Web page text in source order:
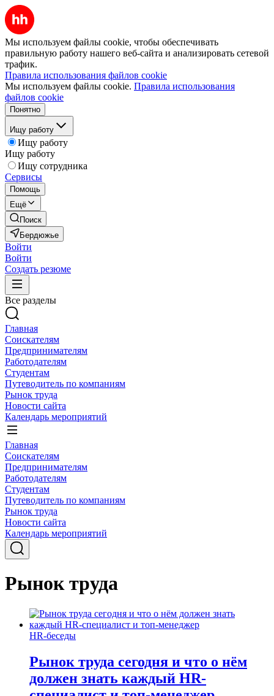
Мы используем файлы cookie, чтобы обеспечивать
правильную работу нашего веб-сайта и анализировать сетевой
трафик.
Правила использования файлов cookie
Мы используем файлы cookie. Правила использования
файлов cookie
Понятно
Ищу работу
Ищу работу
Ищу работу
Ищу сотрудника
Сервисы
Помощь
Ещё
Поиск
Бердюжье
Войти
Войти
Создать резюме
Все разделы
Главная
Соискателям
Предпринимателям
Работодателям
Студентам
Путеводитель по компаниям
Рынок труда
Новости сайта
Календарь мероприятий
Главная
Соискателям
Предпринимателям
Работодателям
Студентам
Путеводитель по компаниям
Рынок труда
Новости сайта
Календарь мероприятий
Рынок труда
HR-беседы
Рынок труда сегодня и что о нём
должен знать каждый HR-